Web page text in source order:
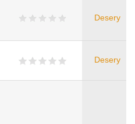
Desery
Desery